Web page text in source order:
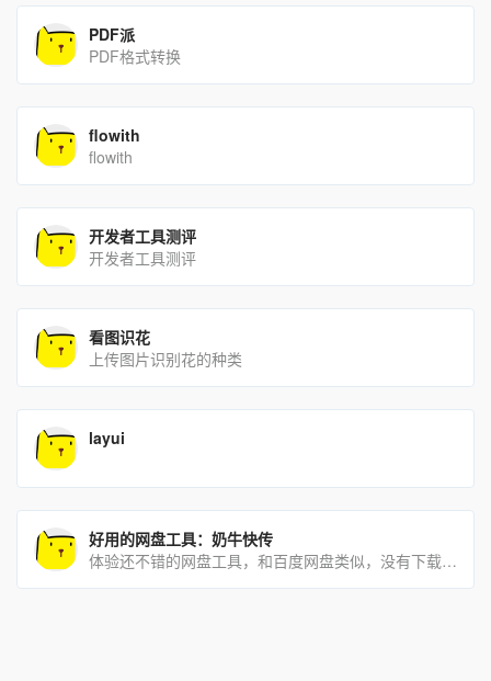
PDF派
PDF格式转换
flowith
flowith
开发者工具测评
开发者工具测评
看图识花
上传图片识别花的种类
layui
好用的网盘工具：奶牛快传
体验还不错的网盘工具，和百度网盘类似，没有下载速度的限制，传输速度也很快。你给别人分享文件，别人无需登录即可直[…]